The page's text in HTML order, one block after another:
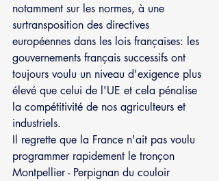
notamment sur les normes, à une
surtransposition des directives
européennes dans les lois françaises: les
gouvernements français successifs ont
toujours voulu un niveau d'exigence plus
élevé que celui de l'UE et cela pénalise
la compétitivité de nos agriculteurs et
industriels.
Il regrette que la France n'ait pas voulu
programmer rapidement le tronçon
Montpellier - Perpignan du couloir